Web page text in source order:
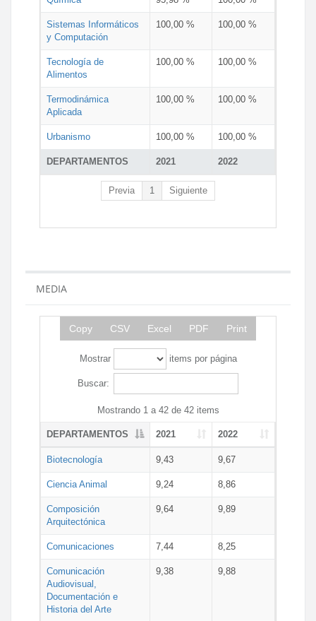
DEPARTAMENTOS 2021 2022
Sistemas Informáticos
y Computación
100,00 % 100,00 %
Tecnología de
Alimentos
100,00 % 100,00 %
Termodinámica
Aplicada
100,00 % 100,00 %
Urbanismo 100,00 % 100,00 %
Previa 1 Siguiente
MEDIA
Copy CSV Excel PDF Print
Mostrar items por página
Buscar:
Mostrando 1 a 42 de 42 items
DEPARTAMENTOS 2021 2022
Biotecnología 9,43 9,67
Ciencia Animal 9,24 8,86
Composición
Arquitectónica
9,64 9,89
Comunicaciones 7,44 8,25
Comunicación
Audiovisual,
Documentación e
Historia del Arte
9,38 9,88